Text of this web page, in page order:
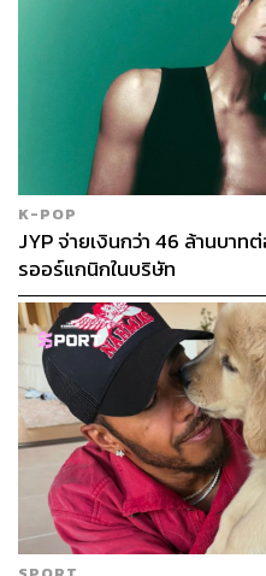
K-POP
JYP จ่ายเงินกว่า 46 ล้านบาท
รออร์แกนิกในบริษัท